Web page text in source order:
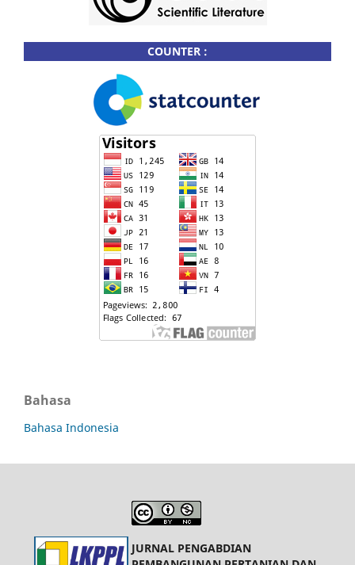
COUNTER :
Bahasa
Bahasa Indonesia
JURNAL PENGABDIAN